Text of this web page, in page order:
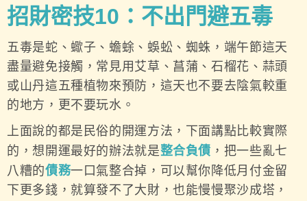
招財密技10：不出門避五毒
五毒是蛇、蠍子、蟾蜍、蜈蚣、蜘蛛，端午節這天
盡量避免接觸，常見用艾草、菖蒲、石榴花、蒜頭
或山丹這五種植物來預防，這天也不要去陰氣較重
的地方，更不要玩水。
上面說的都是民俗的開運方法，下面講點比較實際
的，想開運最好的辦法就是整合負債 ，把一些亂七
八糟的債務一口氣整合掉，可以幫你降低月付金留
下更多錢，就算發不了大財，也能慢慢聚沙成塔，